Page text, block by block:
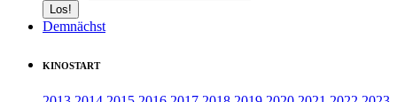
Demnächst
KINOSTART